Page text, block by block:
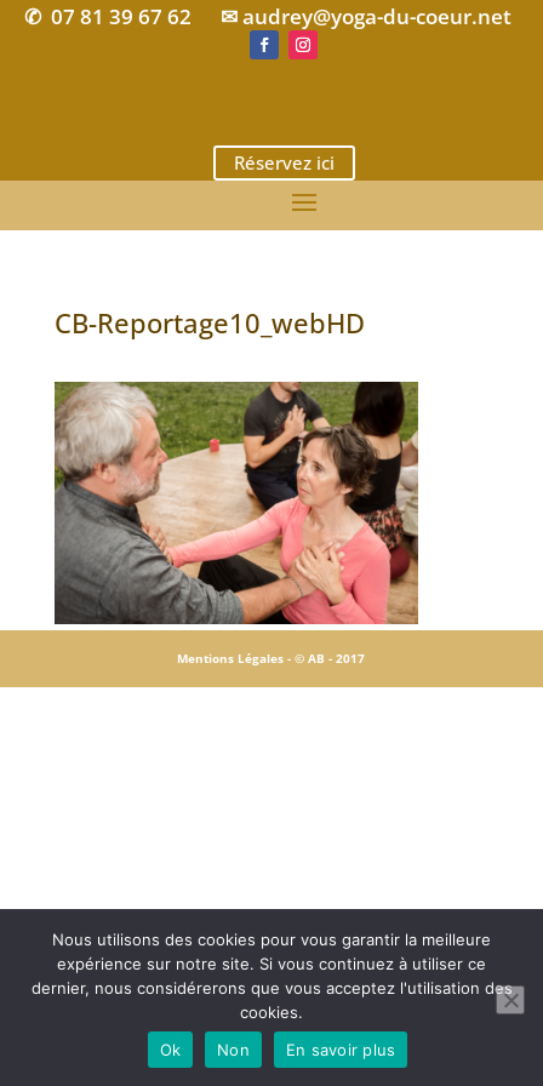
✆ 07 81 39 67 62 ✉ audrey@yoga-du-coeur.net
Réservez ici
CB-Reportage10_webHD
Mentions Légales -© AB - 2017
Nous utilisons des cookies pour vous garantir la meilleure
expérience sur notre site. Si vous continuez à utiliser ce
dernier, nous considérerons que vous acceptez l'utilisation des
cookies.
Ok
Non En savoir plus